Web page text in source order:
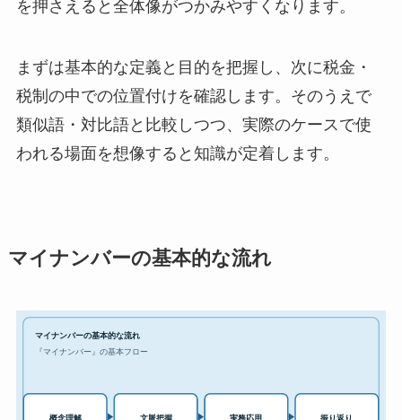
を押さえると全体像がつかみやすくなります。
まずは基本的な定義と目的を把握し、次に税金・
税制の中での位置付けを確認します。そのうえで
類似語・対比語と比較しつつ、実際のケースで使
われる場面を想像すると知識が定着します。
マイナンバーの基本的な流れ
マイナンバーの基本的な流れ
『マイナンバー』の基本フロー
概念理解 文脈把握 実務応用 振り返り